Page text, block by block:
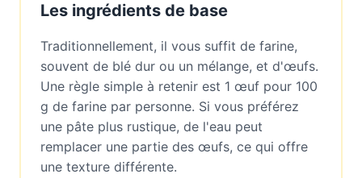
Les ingrédients de base
Traditionnellement, il vous suffit de farine,
souvent de blé dur ou un mélange, et d'œufs.
Une règle simple à retenir est 1 œuf pour 100
g de farine par personne. Si vous préférez
une pâte plus rustique, de l'eau peut
remplacer une partie des œufs, ce qui offre
une texture différente.